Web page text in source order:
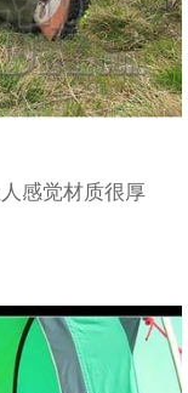
感觉材质很厚